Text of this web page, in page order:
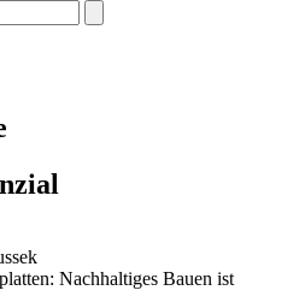
Nachhaltiges Bauen ist